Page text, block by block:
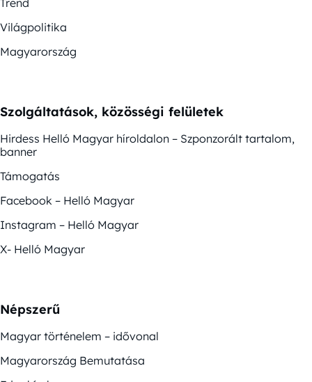
Trend
Világpolitika
Magyarország
Szolgáltatások, közösségi felületek
Hirdess Helló Magyar híroldalon – Szponzorált tartalom,
banner
Támogatás
Facebook – Helló Magyar
Instagram – Helló Magyar
X- Helló Magyar
Népszerű
Magyar történelem – idővonal
Magyarország Bemutatása